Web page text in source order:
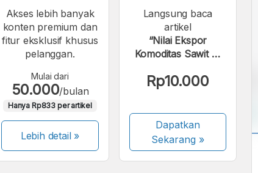
A
Font
A A
Akses lebih banyak
konten premium dan
fitur eksklusif khusus
pelanggan.
Mulai dari
50.000/bulan
Hanya Rp833 per artikel
Lebih detail »
Langsung baca
artikel
“Nilai Ekspor
Komoditas Sawit RI
2026, Ini Rinciannya”.
Rp10.000
Dapatkan
Sekarang»